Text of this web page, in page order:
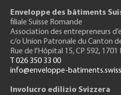
Enveloppe des bâtiments
filiale Suisse Romande
Association des entrepreneurs
c/o Union Patronale du Canton
Rue de l'Hôpital 15, CP 592,
T 026 350 33 00
info@enveloppe-batiments.swiss
Involucro edilizio Svizzera